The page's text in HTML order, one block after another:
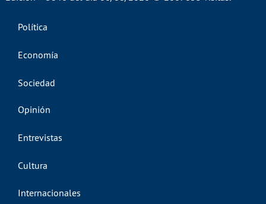
Política
Economía
Sociedad
Opinión
Entrevistas
Cultura
Internacionales